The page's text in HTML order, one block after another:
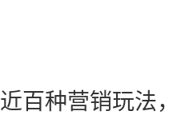
近百种营销玩法